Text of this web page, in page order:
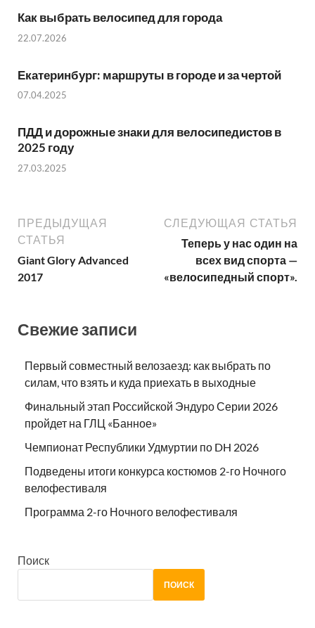
Как выбрать велосипед для города
22.07.2026
Екатеринбург: маршруты в городе и за чертой
07.04.2025
ПДД и дорожные знаки для велосипедистов в
2025 году
27.03.2025
ПРЕДЫДУЩАЯ
СТАТЬЯ
Giant Glory Advanced
2017
СЛЕДУЮЩАЯ СТАТЬЯ
Теперь у нас один на
всех вид спорта —
«велосипедный спорт».
Свежие записи
Первый совместный велозаезд: как выбрать по
силам, что взять и куда приехать в выходные
Финальный этап Российской Эндуро Серии 2026
пройдет на ГЛЦ «Банное»
Чемпионат Республики Удмуртии по DH 2026
Подведены итоги конкурса костюмов 2-го Ночного
велофестиваля
Программа 2-го Ночного велофестиваля
Поиск
ПОИСК